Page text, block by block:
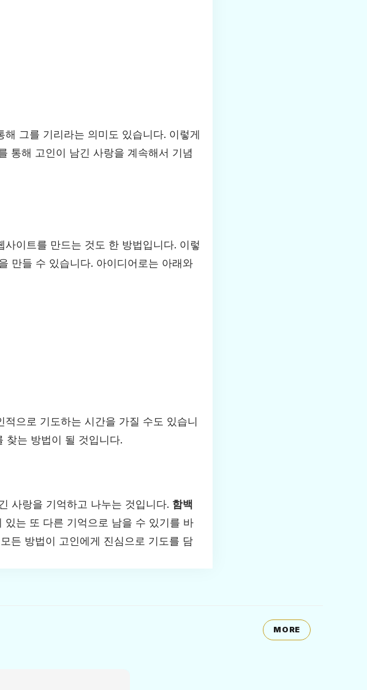
그를 기리라는 의미도 있습니다. 이렇게
통해 고인이 남긴 사랑을 계속해서 기념
이트를 만드는 것도 한 방법입니다. 이렇
만들 수 있습니다. 아이디어로는 아래와
으로 기도하는 시간을 가질 수도 있습니
찾는 방법이 될 것입니다.
사랑을 기억하고 나누는 것입니다. 함백
는 또 다른 기억으로 남을 수 있기를 바
든 방법이 고인에게 진심으로 기도를 담
MORE